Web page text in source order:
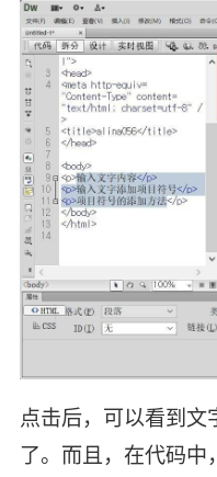
点击后，可以看到
了。而且，在代码中，